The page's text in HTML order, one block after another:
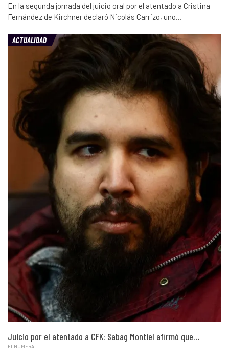
En la segunda jornada del juicio oral por el atentado a Cristina
Fernández de Kirchner declaró Nicolás Carrizo, uno…
ACTUALIDAD
Juicio por el atentado a CFK: Sabag Montiel afirmó que…
ELNUMERAL